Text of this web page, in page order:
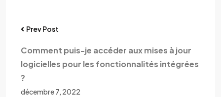
Prev Post
Comment puis-je accéder aux mises à jour
logicielles pour les fonctionnalités intégrées
?
décembre 7, 2022